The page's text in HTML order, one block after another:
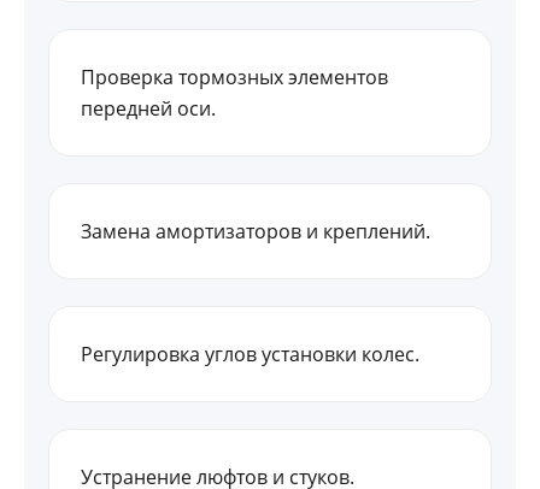
Проверка тормозных элементов
передней оси.
Замена амортизаторов и креплений.
Регулировка углов установки колес.
Устранение люфтов и стуков.